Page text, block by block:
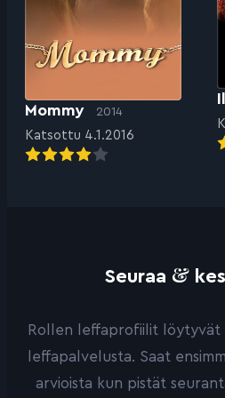
Mommy 2014
Katsottu 4.1.2016
Seuraa &
Rollen leffaprofiilit löytyvät
leffapalvelusta. Saat
arvioista kun pistät